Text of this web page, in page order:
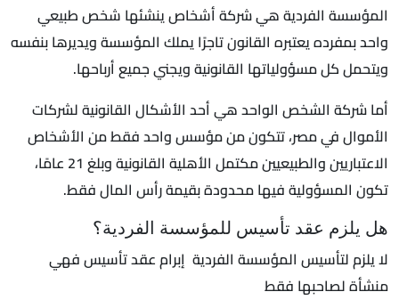
المؤسسة الفردية هي شركة أشخاص ينشئها شخص طبيعي
واحد بمفرده يعتبره القانون تاجرًا يملك المؤسسة ويديرها بنفسه
ويتحمل كل مسؤولياتها القانونية ويجني جميع أرباحها.
أما شركة الشخص الواحد هي أحد الأشكال القانونية لشركات
الأموال في مصر، تتكون من مؤسس واحد فقط من الأشخاص
الاعتباريين والطبيعيين مكتمل الأهلية القانونية وبلغ 21 عامًا،
تكون المسؤولية فيها محدودة بقيمة رأس المال فقط.
هل يلزم عقد تأسيس للمؤسسة الفردية؟
لا يلزم لتأسيس المؤسسة الفردية إبرام عقد تأسيس فهي
منشأة لصاحبها فقط